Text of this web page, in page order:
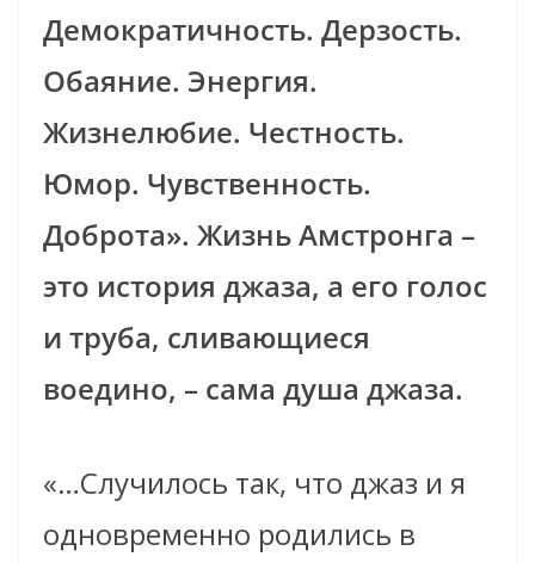
Демократичность. Дерзость.
Обаяние. Энергия.
Жизнелюбие. Честность.
Юмор. Чувственность.
Доброта». Жизнь Амстронга –
это история джаза, а его голос
и труба, сливающиеся
воедино, – сама душа джаза.
«…Случилось так, что джаз и я
одновременно родились в